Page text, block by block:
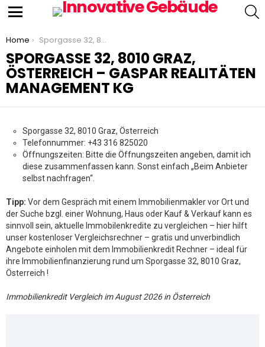
You are here:
Home Sporgasse 32, 8010 Graz, Österreich – Gaspar Realitäten Management KG
SPORGASSE 32, 8010 GRAZ,
ÖSTERREICH – GASPAR REALITÄTEN
MANAGEMENT KG
Sporgasse 32, 8010 Graz, Österreich
Telefonnummer: +43 316 825020
Öffnungszeiten: Bitte die Öffnungszeiten angeben, damit ich
diese zusammenfassen kann. Sonst einfach „Beim Anbieter
selbst nachfragen“.
Tipp: Vor dem Gespräch mit einem Immobilienmakler vor Ort und
der Suche bzgl. einer Wohnung, Haus oder Kauf & Verkauf kann es
sinnvoll sein, aktuelle Immobilenkredite zu vergleichen – hier hilft
unser kostenloser Vergleichsrechner – gratis und unverbindlich
Angebote einholen mit dem Immobilienkredit Rechner – ideal für
ihre Immobilienfinanzierung rund um Sporgasse 32, 8010 Graz,
Österreich !
Immobilienkredit Vergleich im August 2026 in Österreich